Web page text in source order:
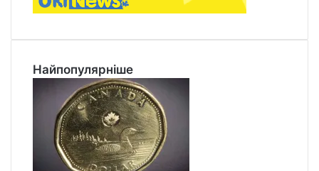
Найпопулярніше